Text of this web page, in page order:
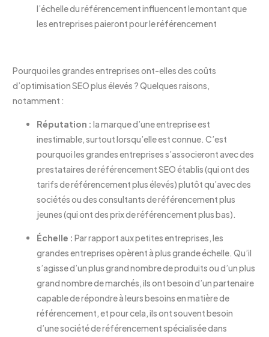
l’échelle du référencement influencent le montant que
les entreprises paieront pour le référencement
Pourquoi les grandes entreprises ont-elles des coûts
d’optimisation SEO plus élevés ? Quelques raisons,
notamment :
Réputation : la marque d’une entreprise est
inestimable, surtout lorsqu’elle est connue. C’est
pourquoi les grandes entreprises s’associeront avec des
prestataires de référencement SEO établis (qui ont des
tarifs de référencement plus élevés) plutôt qu’avec des
sociétés ou des consultants de référencement plus
jeunes (qui ont des prix de référencement plus bas).
Échelle : Par rapport aux petites entreprises, les
grandes entreprises opèrent à plus grande échelle. Qu’il
s’agisse d’un plus grand nombre de produits ou d’un plus
grand nombre de marchés, ils ont besoin d’un partenaire
capable de répondre à leurs besoins en matière de
référencement, et pour cela, ils ont souvent besoin
d’une société de référencement spécialisée dans